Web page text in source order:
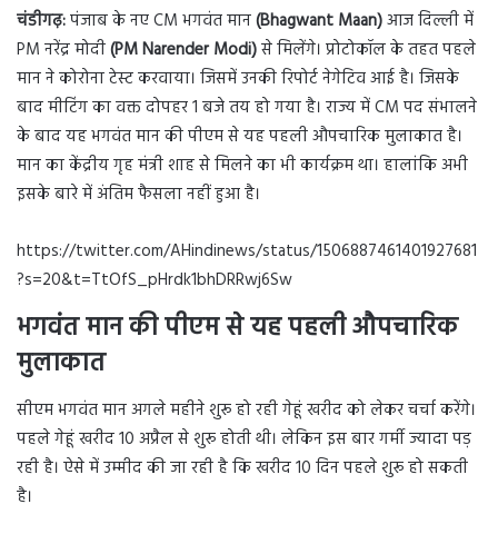
चंडीगढ़:पंजाब के नए CM भगवंत मान(Bhagwant Maan)आज दिल्ली में
PM नरेंद्र मोदी(PM Narender Modi)से मिलेंगे। प्रोटोकॉल के तहत पहले
मान ने कोरोना टेस्ट करवाया। जिसमें उनकी रिपोर्ट नेगेटिव आई है। जिसके
बाद मीटिंग का वक्त दोपहर 1 बजे तय हो गया है। राज्य में CM पद संभालने
के बाद यह भगवंत मान की पीएम से यह पहली औपचारिक मुलाकात है।
मान का केंद्रीय गृह मंत्री शाह से मिलने का भी कार्यक्रम था। हालांकि अभी
इसके बारे में अंतिम फैसला नहीं हुआ है।
https://twitter.com/AHindinews/status/1506887461401927681
?s=20&t=TtOfS_pHrdk1bhDRRwj6Sw
भगवंत मान की पीएम से यह पहली औपचारिक
मुलाकात
सीएम भगवंत मान अगले महीने शुरू हो रही गेहूं खरीद को लेकर चर्चा करेंगे।
पहले गेहूं खरीद 10 अप्रैल से शुरू होती थी। लेकिन इस बार गर्मी ज्यादा पड़
रही है। ऐसे में उम्मीद की जा रही है कि खरीद 10 दिन पहले शुरू हो सकती
है।